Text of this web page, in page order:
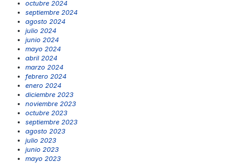
octubre 2024
septiembre 2024
agosto 2024
julio 2024
junio 2024
mayo 2024
abril 2024
marzo 2024
febrero 2024
enero 2024
diciembre 2023
noviembre 2023
octubre 2023
septiembre 2023
agosto 2023
julio 2023
junio 2023
mayo 2023